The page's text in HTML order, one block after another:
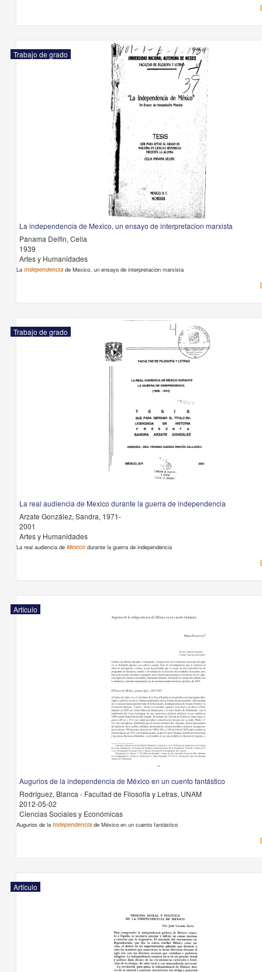
Trabajo de grado
La independencia de Mexico, un ensayo de interpretacion marxista
Panama Delfin, Celia
1939
Artes y Humanidades
Laindependencia de Mexico, un ensayo de interpretacion marxista
Trabajo de grado
La real audiencia de Mexico durante la guerra de independencia
Arzate González, Sandra, 1971-
2001
Artes y Humanidades
La real audiencia deMexico durante la guerra de independencia
Artículo
Augurios de la independencia de México en un cuento fantástico
Rodríguez, Blanca - Facultad de Filosofía y Letras, UNAM
2012-05-02
Ciencias Sociales y Económicas
Augurios de laindependencia de México en un cuento fantástico
Artículo